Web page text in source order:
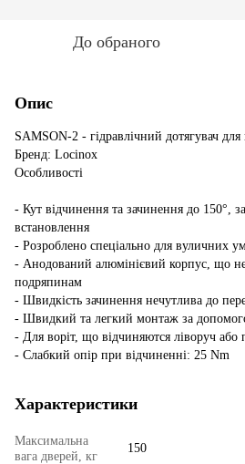
До обраного
Опис
SAMSON-2 - гідравлічний дотягувач для
Бренд: Locinox
Особливості
- Кут відчинення та зачинення до 150°,
встановлення
- Розроблено спеціально для вуличних
- Анодований алюмінієвий корпус, що не
подряпинам
- Швидкість зачинення нечутлива до
- Швидкий та легкий монтаж за
- Для воріт, що відчиняются ліворуч або
- Слабкий опір при відчиненні: 25 Nm
Характеристики
Максимальна
вага дверей, кг
150